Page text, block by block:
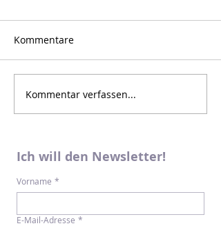
Kommentare
Kommentar verfassen...
Ich will den Newsletter!
Vorname *
E-Mail-Adresse *